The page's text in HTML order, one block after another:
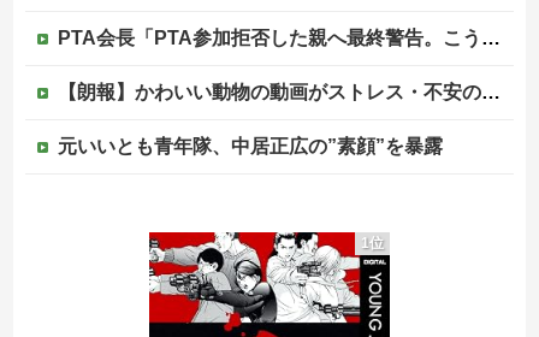
PTA会長「PTA参加拒否した親へ最終警告。こうなってもいい？」
【朗報】かわいい動物の動画がストレス・不安の軽減になる可能性。英大学の研究で実証
元いいとも青年隊、中居正広の”素顔”を暴露
韓国人「英メディアや海外各社も一斉に韓国サッカー協会を巡る過去の不祥事を報道！」→「国際的な信用失墜の危機‥」
【赤っ恥】「航空機事故で『搭乗者に日本人は居ない』という発表は嫌い。人間として同じ価値だと思う」→ツッコミ殺到も「自分が気に入らないと思った」と...
1位